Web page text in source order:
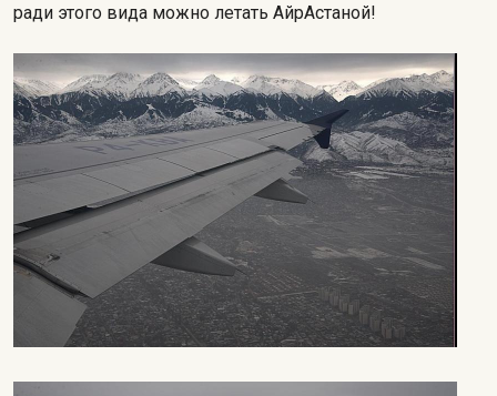
ради этого вида можно летать АйрАстаной!